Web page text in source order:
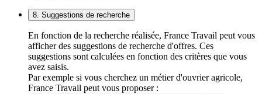
8. Suggestions de recherche
En fonction de la recherche réalisée, France Travail peut vous
afficher des suggestions de recherche d'offres. Ces
suggestions sont calculées en fonction des critères que vous
avez saisis.
Par exemple si vous cherchez un métier d'ouvrier agricole,
France Travail peut vous proposer :